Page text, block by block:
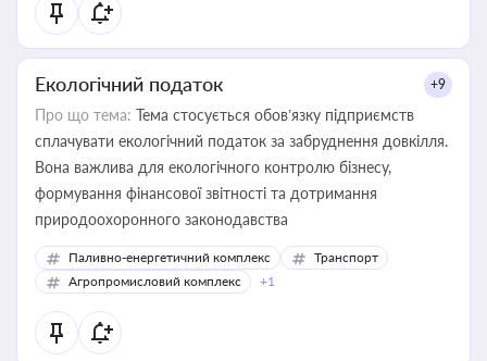
Екологічний податок +9
Про що тема: Тема стосується обов’язку підприємств
сплачувати екологічний податок за забруднення довкілля.
Вона важлива для екологічного контролю бізнесу,
формування фінансової звітності та дотримання
природоохоронного законодавства
Паливно-енергетичний комплекс
Транспорт
Агропромисловий комплекс
+1